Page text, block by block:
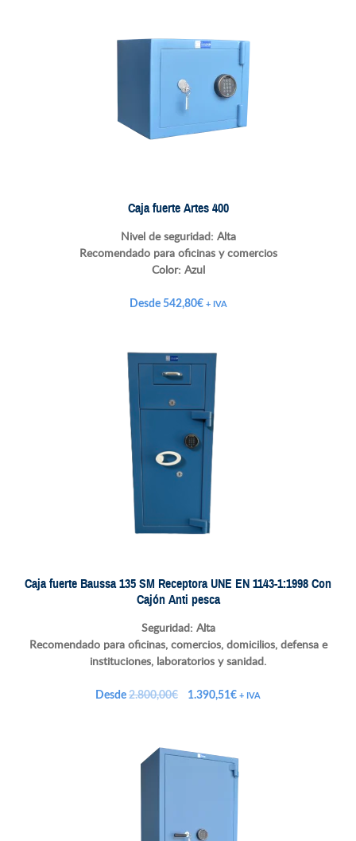
Caja fuerte Artes 400
Nivel de seguridad: Alta
Recomendado para oficinas y comercios
Color: Azul
Desde542,80€ + IVA
Caja fuerte Baussa 135 SM Receptora UNE EN 1143-1:1998 Con
Cajón Anti pesca
Seguridad: Alta
Recomendado para oficinas, comercios, domicilios, defensa e
instituciones, laboratorios y sanidad.
Desde2.800,00€
El
2.800,00€.
1.390,51€El
1.390,51€.
+ IVA